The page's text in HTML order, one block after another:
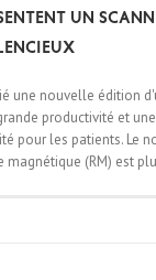
un
une nouvelle édition
productivité et
pour les patients. Le
magnétique (RM) est